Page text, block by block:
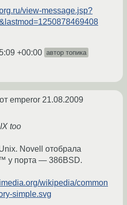
view-message.jsp?
+00:00 автор топика
от emperor 21.08.2009
too
Novell отобрала
у порта — 386BSD.
wikipedia/common
simple.svg